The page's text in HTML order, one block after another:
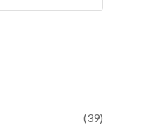
(39)